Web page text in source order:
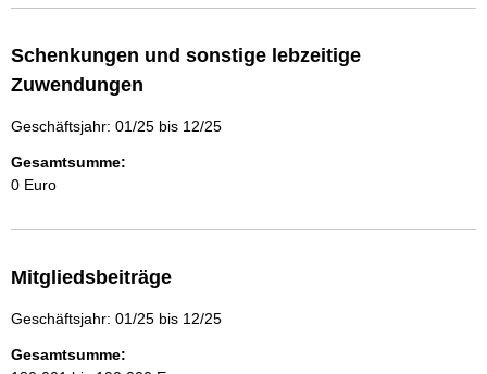
Schenkungen und sonstige lebzeitige
Zuwendungen
Geschäftsjahr: 01/25 bis 12/25
Gesamtsumme:
0 Euro
Mitgliedsbeiträge
Geschäftsjahr: 01/25 bis 12/25
Gesamtsumme: